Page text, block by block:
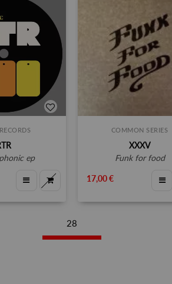
ep
COMMON SERIES
XXXV
funk for food
17,00 €
28